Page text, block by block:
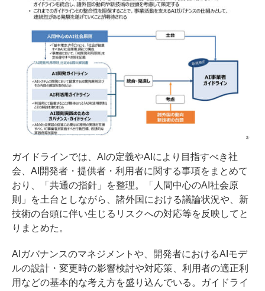
ガイドラインでは、AIの定義やAIにより目指すべき社
会、AI開発者・提供者・利用者に関する事項をまとめて
おり、「共通の指針」を整理。「人間中心のAI社会原
則」を土台としながら、諸外国における議論状況や、新
技術の台頭に伴い生じるリスクへの対応等を反映してと
りまとめた。
AIガバナンスのマネジメントや、開発者におけるAIモデ
ルの設計・変更時の影響検討や対応策、利用者の適正利
用などの基本的な考え方を盛り込んでいる。ガイドライ